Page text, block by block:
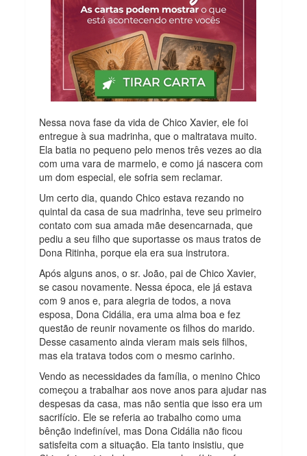
Nessa nova fase da vida de Chico Xavier, ele foi
entregue à sua madrinha, que o maltratava muito.
Ela batia no pequeno pelo menos três vezes ao dia
com uma vara de marmelo, e como já nascera com
um dom especial, ele sofria sem reclamar.
Um certo dia, quando Chico estava rezando no
quintal da casa de sua madrinha, teve seu primeiro
contato com sua amada mãe desencarnada, que
pediu a seu filho que suportasse os maus tratos de
Dona Ritinha, porque ela era sua instrutora.
Após alguns anos, o sr. João, pai de Chico Xavier,
se casou novamente. Nessa época, ele já estava
com 9 anos e, para alegria de todos, a nova
esposa, Dona Cidália, era uma alma boa e fez
questão de reunir novamente os filhos do marido.
Desse casamento ainda vieram mais seis filhos,
mas ela tratava todos com o mesmo carinho.
Vendo as necessidades da família, o menino Chico
começou a trabalhar aos nove anos para ajudar nas
despesas da casa, mas não sentia que isso era um
sacrifício. Ele se referia ao trabalho como uma
bênção indefinível, mas Dona Cidália não ficou
satisfeita com a situação. Ela tanto insistiu, que